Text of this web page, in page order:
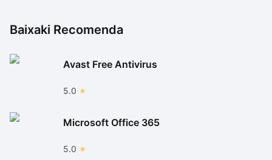
Baixaki Recomenda
Avast Free Antivirus
5.0
Microsoft Office 365
5.0